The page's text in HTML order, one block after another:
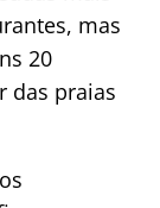
mas
20
das praias